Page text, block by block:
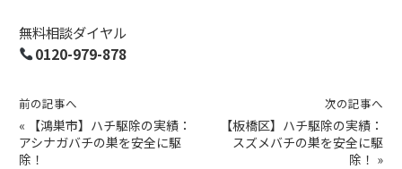
無料相談ダイヤル
0120-979-878
前の記事へ
«
【鴻巣市】ハチ駆除の実績：
アシナガバチの巣を安全に駆
除！
次の記事へ
【板橋区】ハチ駆除の実績：
スズメバチの巣を安全に駆
除！ »